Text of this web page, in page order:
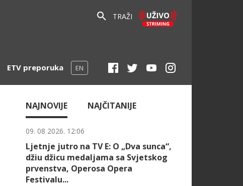
TRAŽI
ETV preporuka EN
NAJNOVIJE NAJČITANIJE
09. 08 2026. 12:06
Ljetnje jutro na TV E: O „Dva sunca“,
džiu džicu medaljama sa Svjetskog
prvenstva, Operosa Opera
Festivalu...